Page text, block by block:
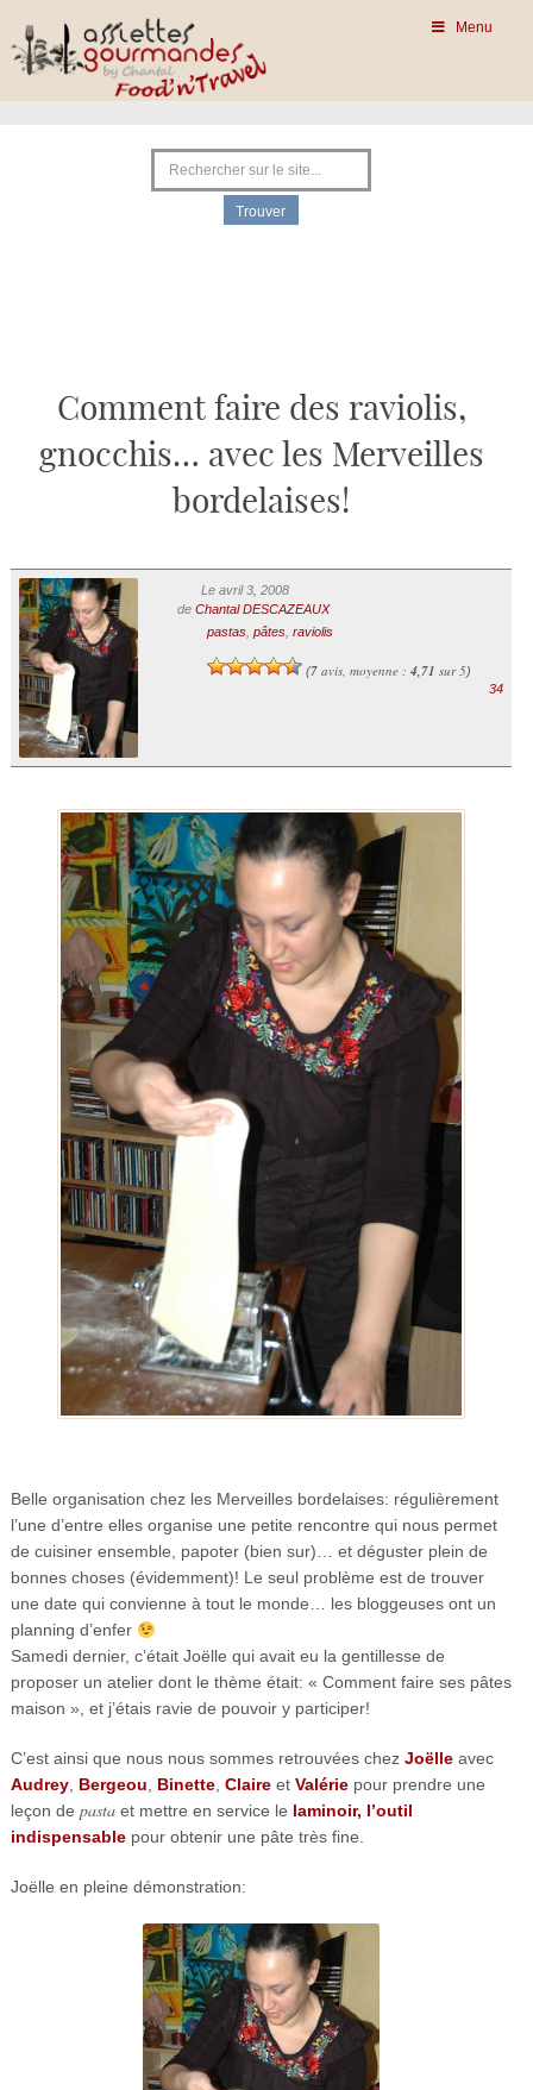
Menu
Comment faire des raviolis,
gnocchis… avec les Merveilles
bordelaises!
Le avril 3, 2008
de Chantal DESCAZEAUX
pastas, pâtes, raviolis
(7avis, moyenne : 4,71 sur 5)
34
Belle organisation chez les Merveilles bordelaises: régulièrement
l’une d’entre elles organise une petite rencontre qui nous permet
de cuisiner ensemble, papoter (bien sur)… et déguster plein de
bonnes choses (évidemment)! Le seul problème est de trouver
une date qui convienne à tout le monde… les bloggeuses ont un
planning d’enfer
Samedi dernier, c’était Joëlle qui avait eu la gentillesse de
proposer un atelier dont le thème était: « Comment faire ses pâtes
maison », et j’étais ravie de pouvoir y participer!
C’est ainsi que nous nous sommes retrouvées chez Joëlleavec
Audrey, Bergeou Binette, Claireet Valérie pour prendre une
leçon de pasta et mettre en service le laminoir, l’outil
indispensablepour obtenir une pâte très fine.
Joëlle en pleine démonstration: